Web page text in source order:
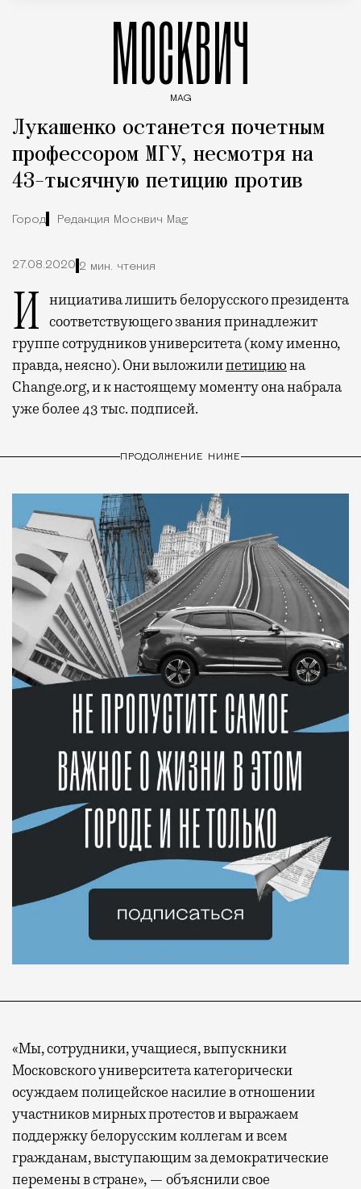
МОСКВИЧ
MAG
Лукашенко останется почетным
профессором МГУ, несмотря на
43-тысячную петицию против
Город Редакция Москвич Mag
27.08.2020 2 мин. чтения
Инициатива лишить белорусского президента соответствующего звания принадлежит
группе сотрудников университета (кому именно,
правда, неясно). Они выложилипетициюна
Change.org, и к настоящему моменту она набрала
уже более 43 тыс. подписей.
ПРОДОЛЖЕНИЕ НИЖЕ
«Мы, сотрудники, учащиеся, выпускники
Московского университета категорически
осуждаем полицейское насилие в отношении
участников мирных протестов и выражаем
поддержку белорусским коллегам и всем
гражданам, выступающим за демократические
перемены в стране», — объяснили свое